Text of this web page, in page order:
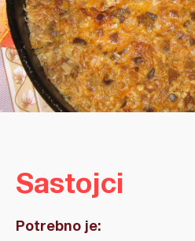
Sastojci
Potrebno je: